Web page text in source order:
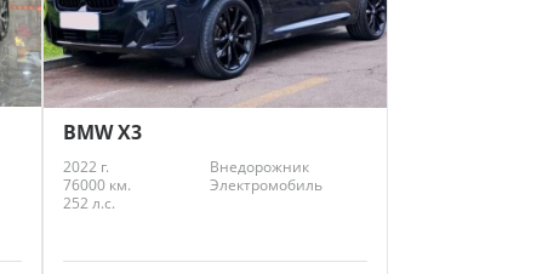
BMW X3
2022 г.
Внедорожник
76000 км.
Электромобиль
252 л.с.